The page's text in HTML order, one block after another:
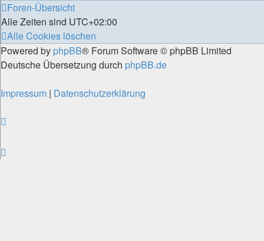
Foren-Übersicht
Alle Zeiten sind UTC+02:00
Alle Cookies löschen
Powered by phpBB® Forum Software © phpBB Limited
Deutsche Übersetzung durch phpBB.de
Impressum | Datenschutzerklärung